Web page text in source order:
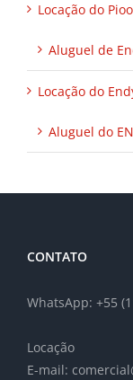
Locação do
Aluguel de
Locação do
Aluguel do
CONTATO
WhatsApp: +55
Locação
E-mail: